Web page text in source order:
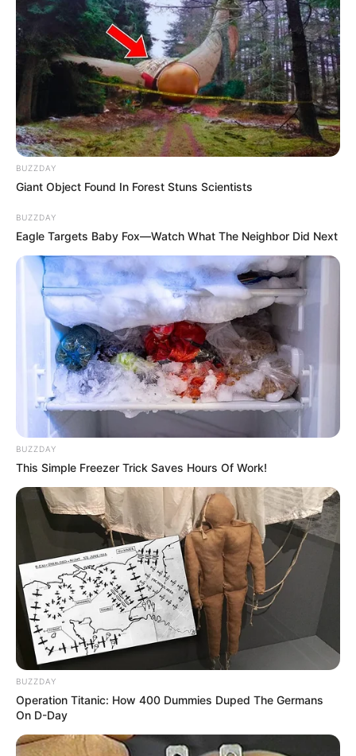
BUZZDAY
Giant Object Found In Forest Stuns Scientists
BUZZDAY
Eagle Targets Baby Fox—Watch What The Neighbor Did Next
BUZZDAY
This Simple Freezer Trick Saves Hours Of Work!
BUZZDAY
Operation Titanic: How 400 Dummies Duped The Germans
On D-Day